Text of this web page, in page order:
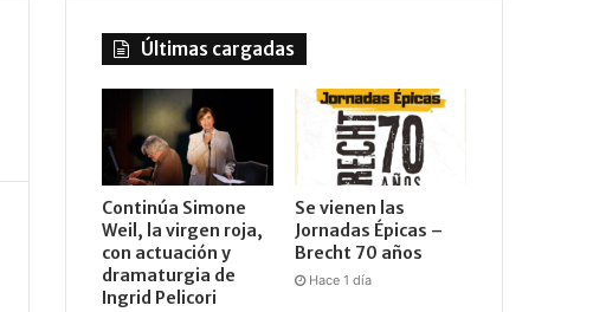
Últimas cargadas
Continúa Simone
Weil, la virgen roja,
con actuación y
dramaturgia de
Ingrid Pelicori
Se vienen las
Jornadas Épicas –
Brecht 70 años
Hace 1 día